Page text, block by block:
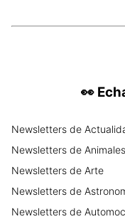
👀
Newsletters de
Newsletters de
Newsletters de Arte
Newsletters de
Newsletters de